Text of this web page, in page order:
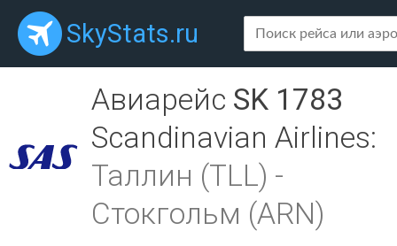
SkyStats.ru
Авиарейс SK 1783
Scandinavian Airlines:
Таллин (TLL) -
Стокгольм (ARN)